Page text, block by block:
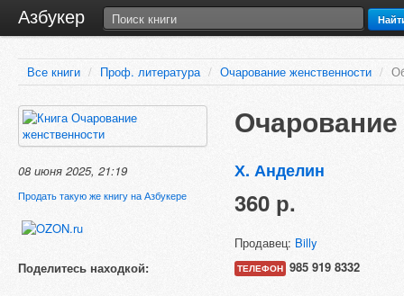
Азбукер
Все книги / Проф. литература / Очарование женственности /
08 июня 2025, 21:19
Продать такую же книгу на Азбукере
Поделитесь находкой:
Х. Анделин
360 р.
Продавец: Billy
ТЕЛЕФОН 985 919 8332